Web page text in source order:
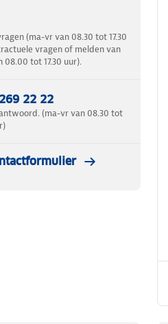
(ma-vr van 08.30 tot 17.30
vragen of melden van
tot 17.30 uur).
22 22
(ma-vr van 08.30 tot